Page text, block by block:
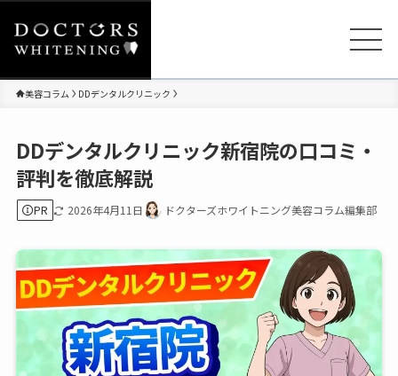
美容コラム DDデンタルクリニック
DDデンタルクリニック新宿院の口コミ・
評判を徹底解説
PR 2026年4月11日 ドクターズホワイトニング美容コラム編集部